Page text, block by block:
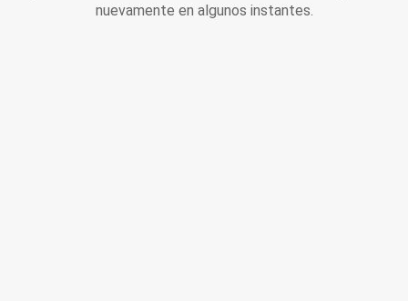
nuevamente en algunos instantes.